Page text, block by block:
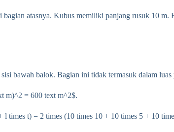
atasnya. Kubus memiliki panjang rusuk 10
bawah balok. Bagian ini tidak termasuk dalam
m)^2 = 600 text m^2$.
times t) = 2 times (10 times 10 + 10 times 5 + 10